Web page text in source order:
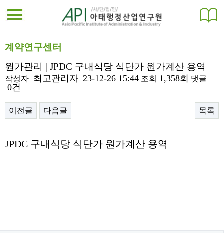
계약연구센터
원가관리 | JPDC 구내식당 식단가 원가계산 용역
작성자 최고관리자 23-12-26 15:44 조회 1,358회 댓글
0건
이전글 다음글 목록
JPDC 구내식당 식단가 원가계산 용역